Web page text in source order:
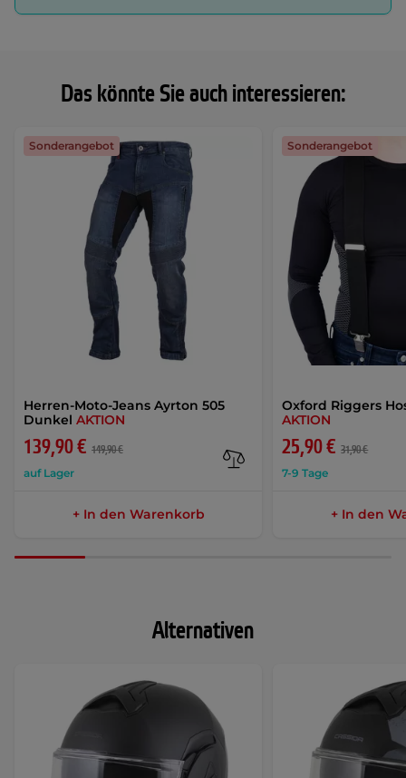
Das könnte Sie auch interessieren:
Herren-Moto-Jeans Ayrton 505
Dunkel AKTION
139,90 € 149,90 €
auf Lager
Sonderangebot
+ In den Warenkorb
Oxford Riggers
AKTION
25,90 € 31,90 €
7-9 Tage
Sonderangebot
+ In den
Alternativen